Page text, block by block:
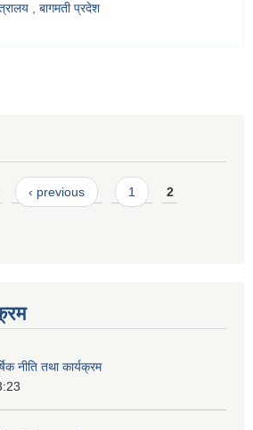
, बागमती प्रदेश
‹ previous 1 2
नीति तथा कार्यक्रम